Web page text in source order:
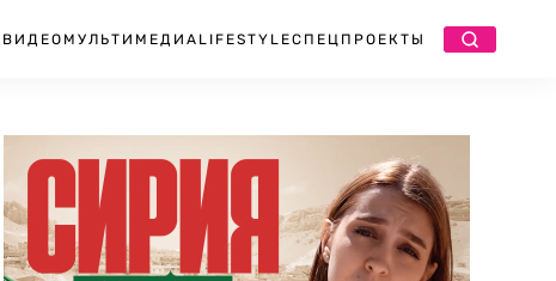
ВИДЕО МУЛЬТИМЕДИА LIFESTYLEСПЕЦПРОЕКТЫ